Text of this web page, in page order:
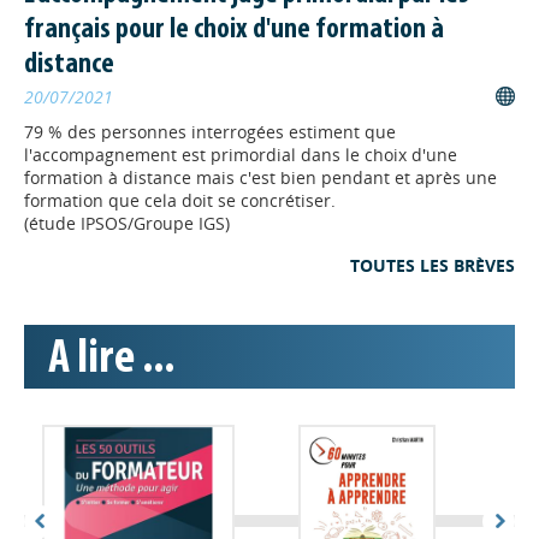
"L'illettrisme artificiel
A l’occasion de la Semaine de l’IA pour
tous, qui s'est déroulée du 18 au 24
mai dernier, l’Agence nationale de
lutte contre l'illettrisme (ANLCI), avec
l’appui de son Conseil scientifique et de l’évaluation, publie
INGENIERIE// 22/05/2026
de la pro "L'IA au service de la
formation : retours
d'expérience"
Comment l’intelligence artificielle
transforme-t-elle concrètement les
pratiques des professionnels de la formation en Normandie
français pour le choix d'une formation à
distance
20/07/2021
79 % des personnes interrogées estiment que
l'accompagnement est primordial dans le choix d'une
formation à distance mais c'est bien pendant et après une
formation que cela doit se concrétiser.
(étude IPSOS/Groupe IGS)
TOUTES LES BRÈVES
A lire ...